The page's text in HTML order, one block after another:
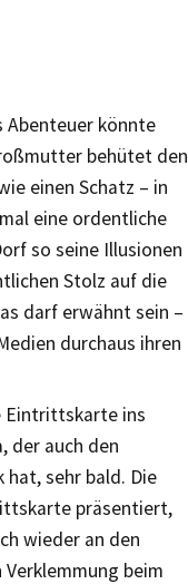
Abenteuer könnte
behütet den
einen Schatz – in
eine ordentliche
so seine Illusionen
Stolz auf die
darf erwähnt sein –
durchaus ihren
Eintrittskarte ins
der auch den
hat, sehr bald. Die
präsentiert,
wieder an den
beim